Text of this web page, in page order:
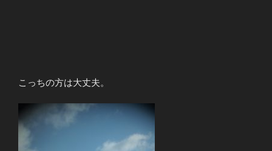
こっちの方は大丈夫。